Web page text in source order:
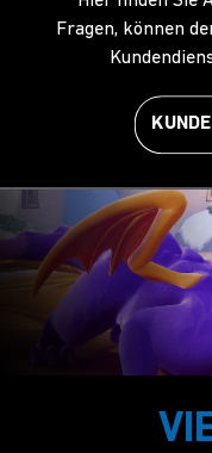
Fragen, können